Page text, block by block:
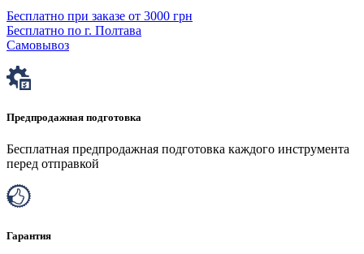
Бесплатно при заказе от 3000 грн
Бесплатно по г. Полтава
Самовывоз
Предпродажная подготовка
Бесплатная предпродажная подготовка каждого инструмента
перед отправкой
Гарантия